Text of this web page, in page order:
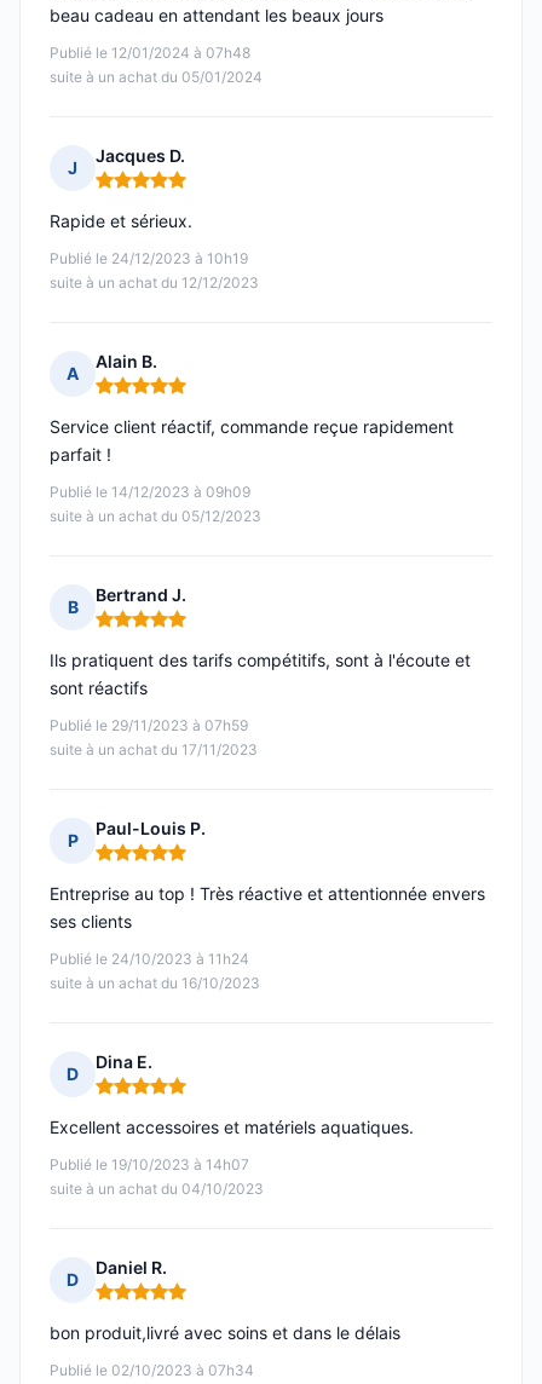
Publié le 12/01/2024 à 07h48
suite à un achat du 05/01/2024
beau cadeau en attendant les beaux jours
J
Jacques D.
Note : 5 sur 5
Publié le 24/12/2023 à 10h19
suite à un achat du 12/12/2023
Rapide et sérieux.
A
Alain B.
Note : 5 sur 5
Publié le 14/12/2023 à 09h09
suite à un achat du 05/12/2023
Service client réactif, commande reçue rapidement
parfait !
B
Bertrand J.
Note : 5 sur 5
Publié le 29/11/2023 à 07h59
suite à un achat du 17/11/2023
Ils pratiquent des tarifs compétitifs, sont à l'écoute et
sont réactifs
P
Paul-Louis P.
Note : 5 sur 5
Publié le 24/10/2023 à 11h24
suite à un achat du 16/10/2023
Entreprise au top ! Très réactive et attentionnée envers
ses clients
D
Dina E.
Note : 5 sur 5
Publié le 19/10/2023 à 14h07
suite à un achat du 04/10/2023
Excellent accessoires et matériels aquatiques.
D
Daniel R.
Note : 5 sur 5
Publié le 02/10/2023 à 07h34
bon produit,livré avec soins et dans le délais